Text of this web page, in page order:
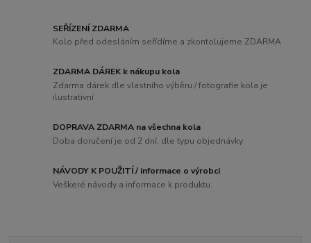
SEŘÍZENÍ ZDARMA
Kolo před odesláním seřídíme a zkontolujeme ZDARMA
ZDARMA DÁREK k nákupu kola
Zdarma dárek dle vlastního výběru / fotografie kola je
ilustrativní
DOPRAVA ZDARMA na všechna kola
Doba doručení je od 2 dní, dle typu objednávky
NÁVODY K POUŽITÍ / informace o výrobci
Veškeré návody a informace k produktu.